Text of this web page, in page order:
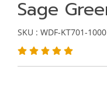
Sage
SKU : WDF-KT701-1000